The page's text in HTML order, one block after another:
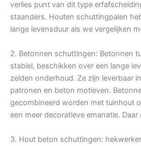
verlies punt van dit type
staanders. Houten schuttingpalen
lange levensduur als we vergelijken
2. Betonnen schuttingen: Betonnen
stabiel, beschikken over een lange
zelden onderhoud. Ze zijn leverbaar
patronen en beton motieven.
gecombineerd worden met tuinhout
een meer decoratieve emanatie.
3. Hout beton schuttingen: